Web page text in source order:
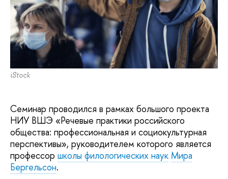
iStock
Семинар проводился в рамках большого проекта
НИУ ВШЭ «Речевые практики российского
общества: профессиональная и социокультурная
перспективы», руководителем которого является
профессор школы филологических наук Мира
Бергельсон.